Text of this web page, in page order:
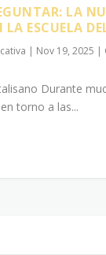
LA
LA ESCUELA
| Nov 19, 2025 |
Durante
torno a las...